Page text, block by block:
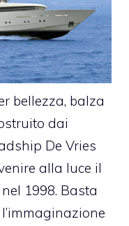
bellezza, balza
dai
De Vries
alla luce il
1998. Basta